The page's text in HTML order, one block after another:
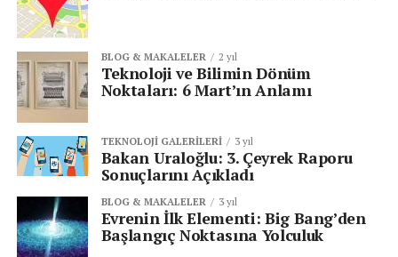
BLOG & MAKALELER 2 yıl
Teknoloji ve Bilimin Dönüm
Noktaları: 6 Mart’ın Anlamı
TEKNOLOJI GALERILERI 3 yıl
Bakan Uraloğlu: 3. Çeyrek Raporu
Sonuçlarını Açıkladı
BLOG & MAKALELER 3 yıl
Evrenin İlk Elementi: Big Bang’den
Başlangıç Noktasına Yolculuk